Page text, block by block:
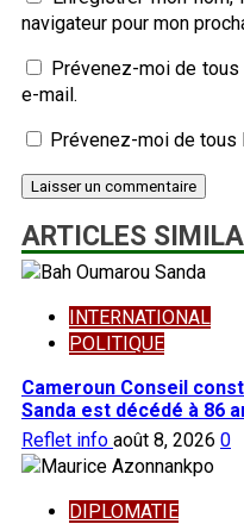
navigateur pour mon
Prévenez-moi de
e-mail.
Prévenez-moi de tous
ARTICLES
INTERNATIONAL
POLITIQUE
Cameroun Conseil
Sanda est décédé à 86
Reflet info août 8, 2026 0
DIPLOMATIE